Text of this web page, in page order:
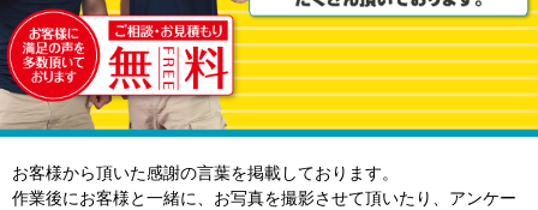
お客様から頂いた感謝の言葉を掲載しております。
作業後にお客様と一緒に、お写真を撮影させて頂いたり、アンケー